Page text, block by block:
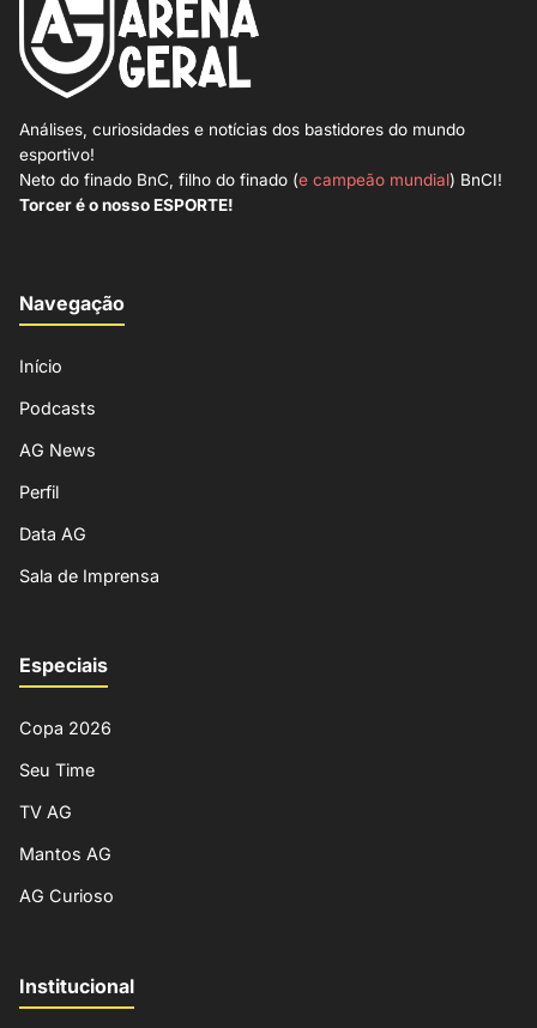
Análises, curiosidades e notícias dos bastidores do mundo
esportivo!
Neto do finado BnC, filho do finado (e campeão mundial) BnCI!
Torcer é o nosso ESPORTE!
Navegação
Início
Podcasts
AG News
Perfil
Data AG
Sala de Imprensa
Especiais
Copa 2026
Seu Time
TV AG
Mantos AG
AG Curioso
Institucional